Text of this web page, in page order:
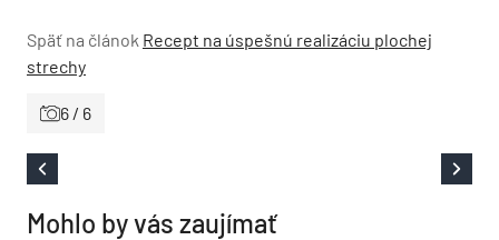
Späť na článok Recept na úspešnú realizáciu plochej
strechy
6 / 6
Mohlo by vás zaujímať